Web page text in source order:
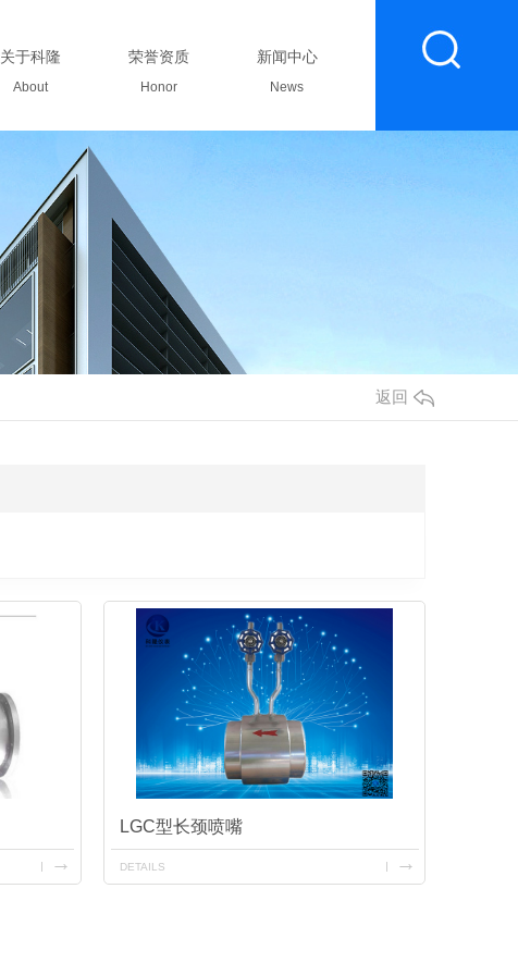
关于科隆
About
荣誉资质
Honor
新闻中心
News
联系我们
返回
LGC型长颈喷嘴
DETAILS